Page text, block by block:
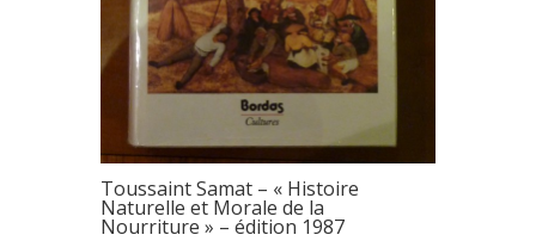
Toussaint Samat – « Histoire
Naturelle et Morale de la
Nourriture » – édition 1987